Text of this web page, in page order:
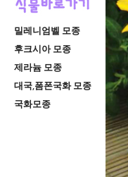
밀레니엄벨 모종
후크시아 모종
제라늄 모종
대국,폼폰국화 모종
국화모종